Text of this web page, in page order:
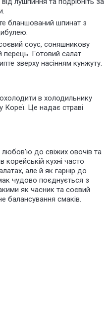
бланшований шпинат з
соус, соняшникову
перець. Готовий салат
зверху насінням кунжуту.
в холодильнику
Це надає страві
до свіжих овочів та
корейській кухні часто
але й як гарнір до
чудово поєднується з
як часник та соєвий
балансування смаків.